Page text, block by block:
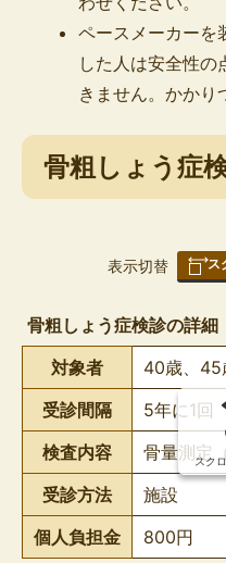
ペースメーカーを
した人は安全性
きません。かかり
骨粗しょう症
表
み
の
表示切替 ス
骨粗しょう症検診の詳細
対象者
40歳、45
受診間隔
5年に1回
検査内容
骨量測定
受診方法
施設
個人負担金
800円
スク